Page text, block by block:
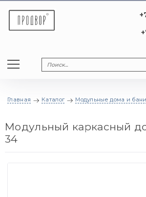
Главная Каталог Модульные дома и бани
Модульный каркасный
34